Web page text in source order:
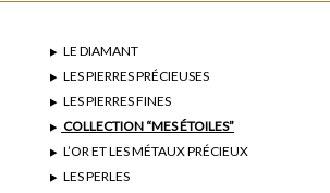
LE DIAMANT
LES PIERRES PRÉCIEUSES
LES PIERRES FINES
COLLECTION “MES ÉTOILES”
L’OR ET LES MÉTAUX PRÉCIEUX
LES PERLES